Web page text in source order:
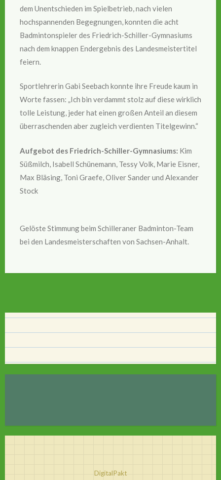
dem Unentschieden im Spielbetrieb, nach vielen
hochspannenden Begegnungen, konnten die acht
Badmintonspieler des Friedrich-Schiller-Gymnasiums
nach dem knappen Endergebnis des Landesmeistertitel
feiern.
Sportlehrerin Gabi Seebach konnte ihre Freude kaum in
Worte fassen: „Ich bin verdammt stolz auf diese wirklich
tolle Leistung, jeder hat einen großen Anteil an diesem
überraschenden aber zugleich verdienten Titelgewinn.“
Aufgebot des Friedrich-Schiller-Gymnasiums: Kim
Süßmilch, Isabell Schünemann, Tessy Volk, Marie Eisner,
Max Bläsing, Toni Graefe, Oliver Sander und Alexander
Stock
Gelöste Stimmung beim Schilleraner Badminton-Team
bei den Landesmeisterschaften von Sachsen-Anhalt.
DigitalPakt